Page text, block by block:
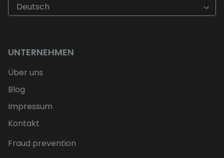
Deutsch
UNTERNEHMEN
Über uns
Blog
Impressum
Kontakt
Fraud prevention